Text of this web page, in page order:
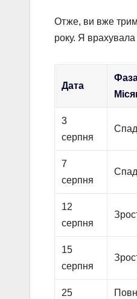
Отже, ви вже
року. Я
Дата
3
серпня
7
серпня
12
серпня
15
серпня
25